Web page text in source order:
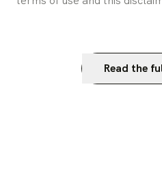
Read the